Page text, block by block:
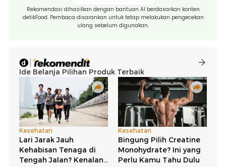
Rekomendasi dihasilkan dengan bantuan AI berdasarkan konten
detikFood. Pembaca disarankan untuk tetap melakukan pengecekan
ulang sebelum digunakan.